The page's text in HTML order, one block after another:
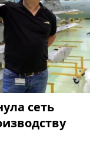
сеть